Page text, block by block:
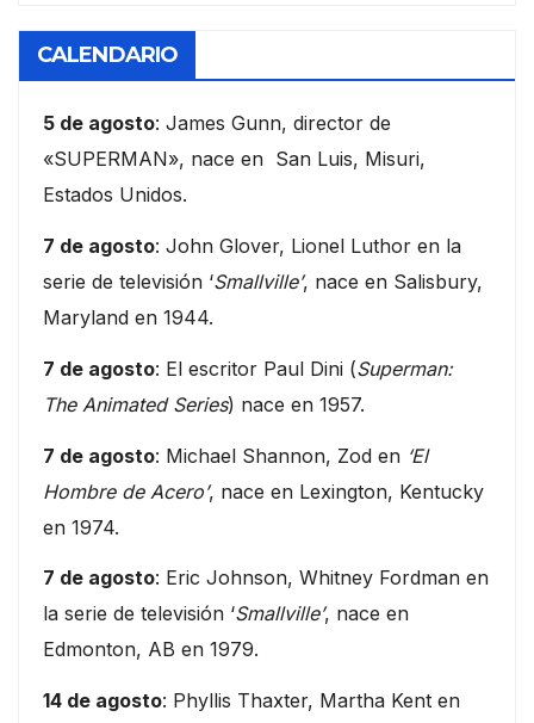
CALENDARIO
5 de agosto: James Gunn, director de
«SUPERMAN», nace en San Luis, Misuri,
Estados Unidos.
7 de agosto: John Glover, Lionel Luthor en la
serie de televisión ‘Smallville’, nace en Salisbury,
Maryland en 1944.
7 de agosto: El escritor Paul Dini (Superman:
The Animated Series) nace en 1957.
7 de agosto: Michael Shannon, Zod en ‘El
Hombre de Acero’, nace en Lexington, Kentucky
en 1974.
7 de agosto: Eric Johnson, Whitney Fordman en
la serie de televisión ‘Smallville’, nace en
Edmonton, AB en 1979.
14 de agosto: Phyllis Thaxter, Martha Kent en